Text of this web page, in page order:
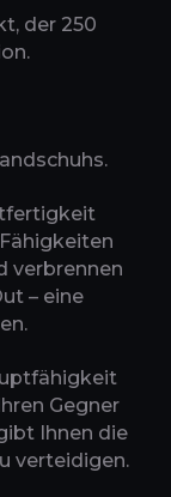
der 250
verbrennen
– eine
Gegner
Ihnen die
verteidigen.